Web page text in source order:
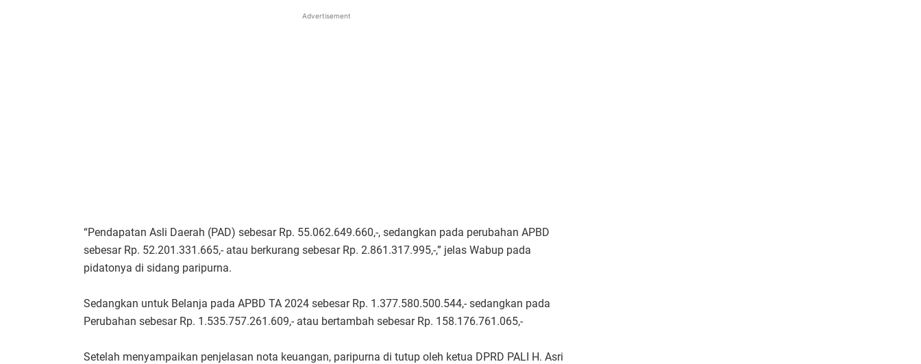
Advertisement
“Pendapatan Asli Daerah (PAD) sebesar Rp. 55.062.649.660,-, sedangkan pada perubahan APBD
sebesar Rp. 52.201.331.665,- atau berkurang sebesar Rp. 2.861.317.995,-,” jelas Wabup pada
pidatonya di sidang paripurna.
Sedangkan untuk Belanja pada APBD TA 2024 sebesar Rp. 1.377.580.500.544,- sedangkan pada
Perubahan sebesar Rp. 1.535.757.261.609,- atau bertambah sebesar Rp. 158.176.761.065,-
Setelah menyampaikan penjelasan nota keuangan, paripurna di tutup oleh ketua DPRD PALI H. Asri